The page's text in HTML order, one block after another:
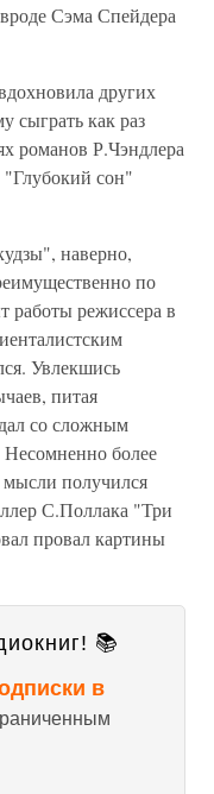
Сэма Спейдера
других
сыграть как раз
романов Р.Чэндлера
сон"
наверно,
по
режиссера в
Увлекшись
питая
со сложным
Несомненно более
получился
С.Поллака "Три
провал картины
📚
в